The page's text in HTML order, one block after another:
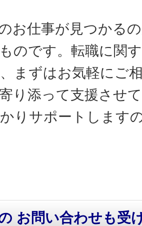
お仕事が見つかる
のです。転職に関
まずはお気軽にご
り添って支援させ
りサポートします
お問い合わせも受